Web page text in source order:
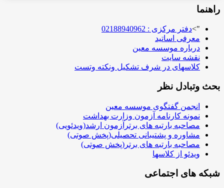
راهنما
">دفتر مرکزی : 02188940962
معرفی اساتید
درباره موسسه معین
نقشه سایت
کلاسهای در شرف تشکیل ونکته وتست
بحث وتبادل نظر
انجمن گفتگوی موسسه معین
نمونه کارنامه آزمون وزارت بهداشت
مصاحبه بارتبه های برترآزمون ارشد(ویدئویی)
مشاوره و پشتیبانی تحصیلی(پخش صوتی)
مصاحبه بارتبه های برتر(پخش صوتی)
ویدئو از کلاسها
شبکه های اجتماعی